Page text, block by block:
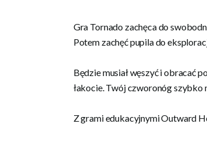
Gra Tornado zachęca do
Potem zachęć pupila do
Będzie musiał węszyć i obracać
łakocie. Twój czworonóg szybko
Z grami edukacyjnymi Outward